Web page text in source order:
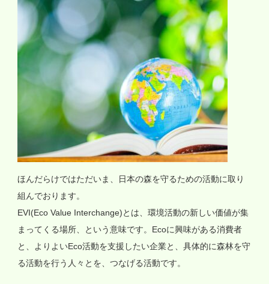
ほんだらけではただいま、日本の森を守るための活動に取り
組んでおります。
EVI(Eco Value Interchange)とは、環境活動の新しい価値が集
まってくる場所、という意味です。Ecoに興味がある消費者
と、よりよいEco活動を支援したい企業と、具体的に森林を守
る活動を行う人々とを、つなげる活動です。